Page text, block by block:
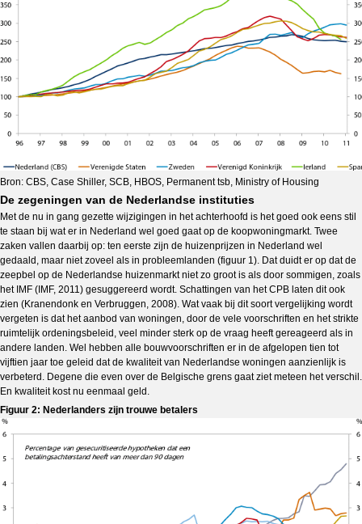
Bron: CBS, Case Shiller, SCB, HBOS, Permanent tsb, Ministry of Housing
De zegeningen van de Nederlandse instituties
Met de nu in gang gezette wijzigingen in het achterhoofd is het goed ook eens stil
te staan bij wat er in Nederland wel goed gaat op de koopwoningmarkt. Twee
zaken vallen daarbij op: ten eerste zijn de huizenprijzen in Nederland wel
gedaald, maar niet zoveel als in probleemlanden (figuur 1). Dat duidt er op dat de
zeepbel op de Nederlandse huizenmarkt niet zo groot is als door sommigen, zoals
het IMF (IMF, 2011) gesuggereerd wordt. Schattingen van het CPB laten dit ook
zien (Kranendonk en Verbruggen, 2008). Wat vaak bij dit soort vergelijking wordt
vergeten is dat het aanbod van woningen, door de vele voorschriften en het strikte
ruimtelijk ordeningsbeleid, veel minder sterk op de vraag heeft gereageerd als in
andere landen. Wel hebben alle bouwvoorschriften er in de afgelopen tien tot
vijftien jaar toe geleid dat de kwaliteit van Nederlandse woningen aanzienlijk is
verbeterd. Degene die even over de Belgische grens gaat ziet meteen het verschil.
En kwaliteit kost nu eenmaal geld.
Figuur 2: Nederlanders zijn trouwe betalers